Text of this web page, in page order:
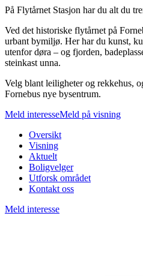
På Flytårnet Stasjon har du alt du
Ved det historiske flytårnet på
urbant bymiljø. Her har du kunst,
utenfor døra – og fjorden,
steinkast unna.
Velg blant leiligheter og rekkehus,
Fornebus nye bysentrum.
Meld interesseMeld på visning
Oversikt
Visning
Aktuelt
Boligvelger
Utforsk området
Kontakt oss
Meld interesse